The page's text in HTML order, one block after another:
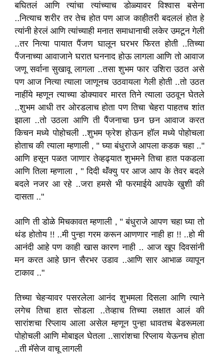
बघितलं आणि त्यांचा त्यांच्याच डोळ्यावर विश्वास बसेना
..नित्याच शरीर तर तेच होत पण आज काहीतरी बदललं होत हे
त्यांनी हेरलं आणि त्यांच्याही मनात समाधानाची लकेर उमटून गेली
..तर नित्या पायात पैंजण घालून घरभर फिरत होती ..तिच्या
पैंजनाच्या आवाजाने घरात घननाद होऊ लागला आणि तो आवाज
जणू सर्वाना सुखावू लागला ..तसा शुभम फार उशिरा उठत असे
पण आज नित्या त्याला जाणूनच उठवायला गेली होती ..तो उठत
नाहींये म्हणून त्याच्या डोक्यावर मारत तिने त्याला उठवून घेतले
..शुभम आधी तर ओरडलाच होता पण तिचा चेहरा पाहतच शांत
झाला ..तो उठला आणि ती पैंजनाचा छन छन आवाज करत
किचन मध्ये पोहोचली ..शुभम फ्रेश होऊन हॉल मध्ये पोहोचला
होताच की त्याला म्हणाली , " घ्या बंधुराजे आपला कडक चहा .."
आणि हसून पळत जाणार तेव्हढ्यात शुभमने तिचा हात पकडला
आणि तिला म्हणाला , " दिदी थॅंक्यु पर आज आप के तेवर बदले
बदले नजर आ रहे ..जरा हमसे भी फरमाईये आपके खुशी की
दासता .."
आणि ती डोळे मिचकावत म्हणाली , " बंधुराजे आपण चहा घ्या तो
थंड होतोय !! ..मी पुन्हा गरम करून आणणार नाही हा !! ..हो मी
आनंदी आहे पण काही खास कारण नाही .. आज खूप दिवसांनी
मन करत आहे छान सैरभर उडाव ..आणि सार आभाळ व्यापून
टाकाव .."
तिच्या चेहऱ्यावर पसरलेला आनंद शुभमला दिसला आणि त्याने
लगेच तिचा हात सोडला ..तेव्हाच तिच्या लक्षात आलं की
सारांशचा रिप्लाय आला असेल म्हणून पुन्हा धावतच बेडरूमला
पोहोचली आणि मोबाइल घेतला ..सारांशचा रिप्लाय येऊनच होता
..ती मॅसेज वाचू लागली